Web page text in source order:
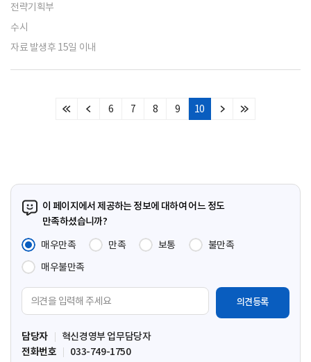
전략기획부
수시
자료 발생후 15일 이내
처
이
6 7 8 9 10
다
마
이 페이지에서 제공하는 정보에 대하여 어느 정도
만족하셨습니까?
매우만족
만족 보통
불만족
매우불만족
견
입
력
담당자
혁신경영부 업무담당자
전화번호
033-749-1750